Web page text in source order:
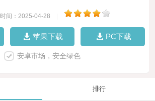
时间：2025-04-28
苹果下载 PC下载
安卓市场，安全绿色
排行